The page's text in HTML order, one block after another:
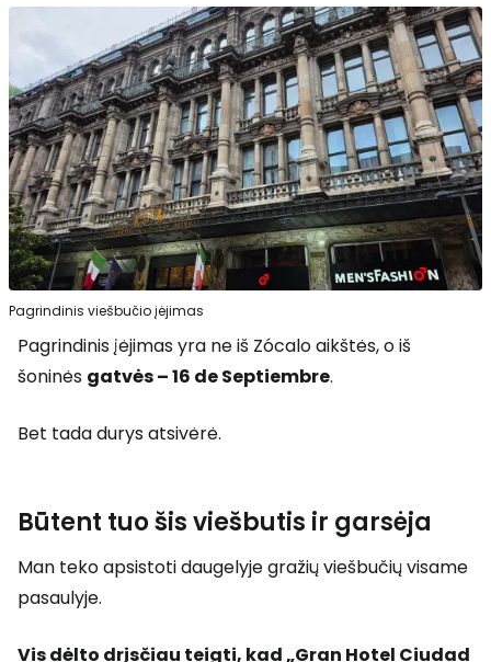
Pagrindinis viešbučio įėjimas
Pagrindinis įėjimas yra ne iš Zócalo aikštės, o iš
šoninės gatvės – 16 de Septiembre.
Bet tada durys atsivėrė.
Būtent tuo šis viešbutis ir garsėja
Man teko apsistoti daugelyje gražių viešbučių visame
pasaulyje.
Vis dėlto drįsčiau teigti, kad „Gran Hotel Ciudad